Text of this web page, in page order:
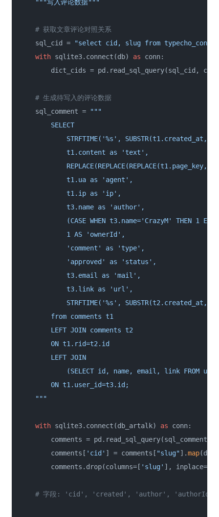
"""写入评论数据"""
# 获取文章评论对照关系
sql_cid =
"select cid, slug from
with sqlite3.connect(db) as conn:
dict_cids = pd.read_sql_query(sql_cid,
# 生成待写入的评论数据
sql_comment =
"""
SELECT
STRFTIME('%s', SUBSTR(t1.created_at,
t1.content as 'text',
t1.ua as 'agent',
t1.ip as 'ip',
t3.name as 'author',
(CASE WHEN t3.name='CrazyM' THEN 1
1 AS 'ownerId',
'comment' as 'type',
'approved' as 'status',
t3.email as 'mail',
t3.link as 'url',
STRFTIME('%s', SUBSTR(t2.created_at,
from comments t1
LEFT JOIN comments t2
ON t1.rid=t2.id
LEFT JOIN
(SELECT id, name, email, link FROM
ON t1.user_id=t3.id;
"""
with sqlite3.connect(db_artalk) as conn:
comments = pd.read_sql_query(sql_comment,
comments[ 'cid' ] = comments[ "slug"].map
comments.drop(columns=[ 'slug' ], inplace=
# 字段: 'cid', 'created', 'author',